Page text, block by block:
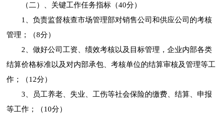
（二）、关键工作任务指标（40分）
1、负责监督核查市场管理部对销售公司和供应公司的考核
管理；（8分）
2、做好公司工资、绩效考核以及目标管理，企业内部各类
结算价格标准以及对内部承包、考核单位的结算审核及管理等工
作；（12分）
3、员工养老、失业、工伤等社会保险的缴费、结算、申报
等工作；（10分）